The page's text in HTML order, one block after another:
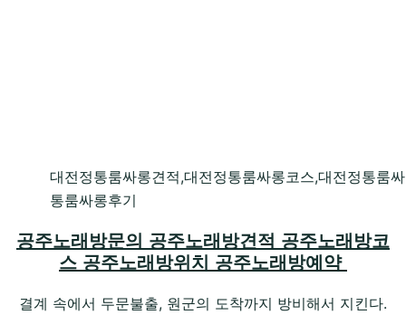
대전정통룸싸롱견적,대전정통룸싸롱코스,대전정통룸
통룸싸롱후기
공주노래방문의 공주노래방견적 공주노래방코
스 공주노래방위치 공주노래방예약
결계 속에서 두문불출, 원군의 도착까지 방비해서 지킨다.